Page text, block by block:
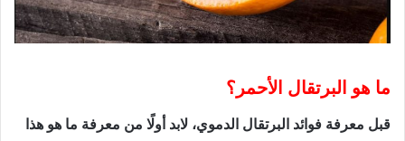
ما هو البرتقال الأحمر؟
قبل معرفة فوائد البرتقال الدموي، لابد أولًا من معرفة ما هو هذا